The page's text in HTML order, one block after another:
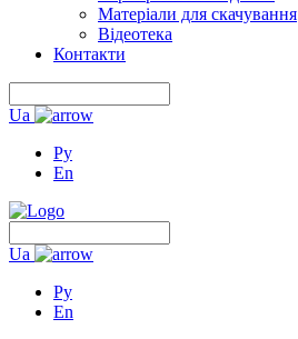
Матеріали для скачування
Відеотека
Контакти
Ua
Ру
En
Ua
Ру
En